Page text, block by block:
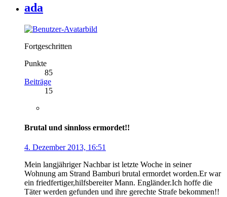
ada
Fortgeschritten
Punkte
85
Beiträge
15
Brutal und sinnloss ermordet!!
4. Dezember 2013, 16:51
Mein langjähriger Nachbar ist letzte Woche in seiner
Wohnung am Strand Bamburi brutal ermordet worden.Er war
ein friedfertiger,hilfsbereiter Mann. Engländer.Ich hoffe die
Täter werden gefunden und ihre gerechte Strafe bekommen!!